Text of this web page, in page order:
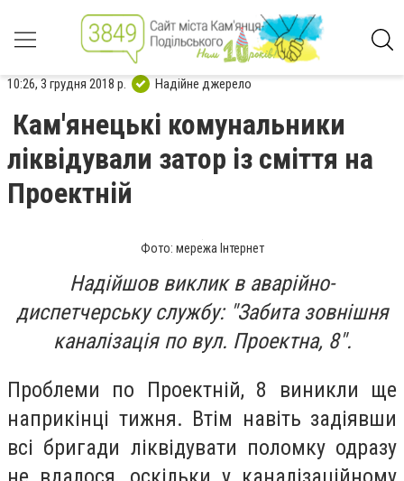
10:26, 3 грудня 2018 р. Надійне джерело
Кам'янецькі комунальники
ліквідували затор із сміття на
Проектній
Фото: мережа Інтернет
Надійшов виклик в аварійно-
диспетчерську службу: "Забита зовнішня
каналізація по вул. Проектна, 8".
Проблеми по Проектній, 8 виникли ще
наприкінці тижня. Втім навіть задіявши
всі бригади ліквідувати поломку одразу